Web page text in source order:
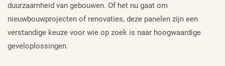
duurzaamheid van gebouwen. Of het nu gaat om
nieuwbouwprojecten of renovaties, deze panelen zijn een
verstandige keuze voor wie op zoek is naar hoogwaardige
geveloplossingen.